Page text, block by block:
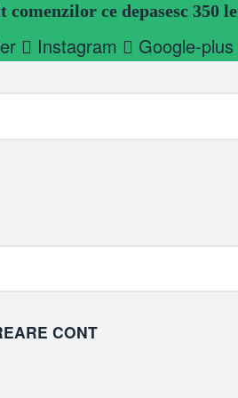
ce depasesc 350
Instagram Google-plus
CONT